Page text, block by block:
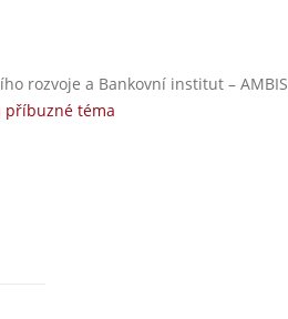
rozvoje a Bankovní institut – AMBIS
příbuzné téma